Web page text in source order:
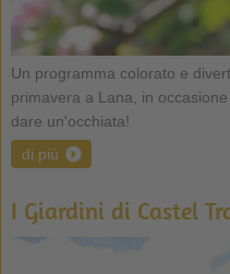
Un programma colorato e
primavera a Lana, in
dare un'occhiata!
di più
I Giardini di Castel